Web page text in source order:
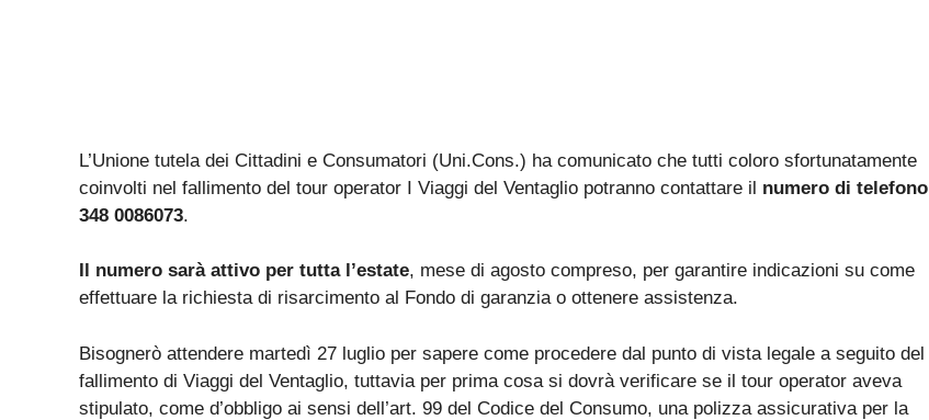
L’Unione tutela dei Cittadini e Consumatori (Uni.Cons.) ha comunicato che tutti coloro sfortunatamente
coinvolti nel fallimento del tour operator I Viaggi del Ventaglio potranno contattare il numero di telefono
348 0086073.
Il numero sarà attivo per tutta l’estate, mese di agosto compreso, per garantire indicazioni su come
effettuare la richiesta di risarcimento al Fondo di garanzia o ottenere assistenza.
Bisognerò attendere martedì 27 luglio per sapere come procedere dal punto di vista legale a seguito del
fallimento di Viaggi del Ventaglio, tuttavia per prima cosa si dovrà verificare se il tour operator aveva
stipulato, come d’obbligo ai sensi dell’art. 99 del Codice del Consumo, una polizza assicurativa per la